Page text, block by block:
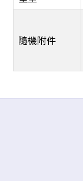
隨機附件